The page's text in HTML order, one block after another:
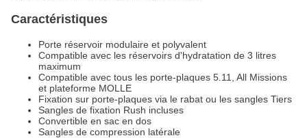
Caractéristiques
Porte réservoir modulaire et polyvalent
Compatible avec les réservoirs d'hydratation de 3 litres
maximum
Compatible avec tous les porte-plaques 5.11, All Missions
et plateforme MOLLE
Fixation sur porte-plaques via le rabat ou les sangles Tiers
Sangles de fixation Rush incluses
Convertible en sac en dos
Sangles de compression latérale